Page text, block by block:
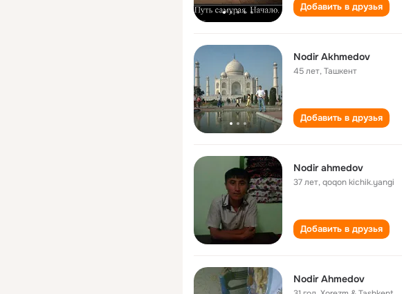
Добавить в друзья
Nodir Akhmedov
45 лет,Ташкент
Добавить в друзья
Nodir ahmedov
37 лет,qoqon kichik.yangi
Добавить в друзья
Nodir Ahmedov